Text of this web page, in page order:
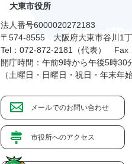
大東市役所
法人番号6000020272183
〒574-8555 大阪府大東市谷川1
Tel：072-872-2181（代表）
Fax
開庁時間：午前9時から午後5時30
（土曜日・日曜日・祝日・年末年
メールでのお問い合わせ
市役所へのアクセス